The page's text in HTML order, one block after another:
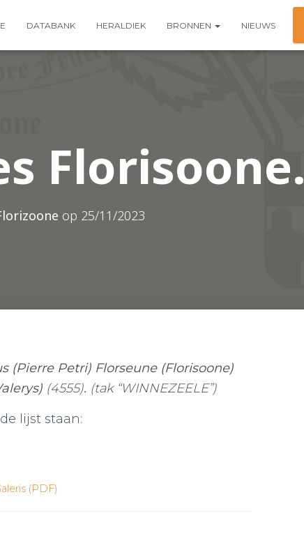
DATABANK HERALDIEK BRONNEN NIEUWS
Florisoone.
op 25/11/2023
(Pierre Petri) Florseune (Florisoone)
(4555). (tak “WINNEZEELE”)
lijst staan:
(PDF)